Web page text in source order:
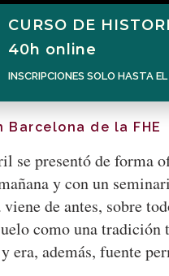
Barcelona de la FHE
se presentó de forma
y con un
de antes, sobre
como una
era, además, fuente
CURSO DE
40h online
INSCRIPCIONES SOLO HASTA